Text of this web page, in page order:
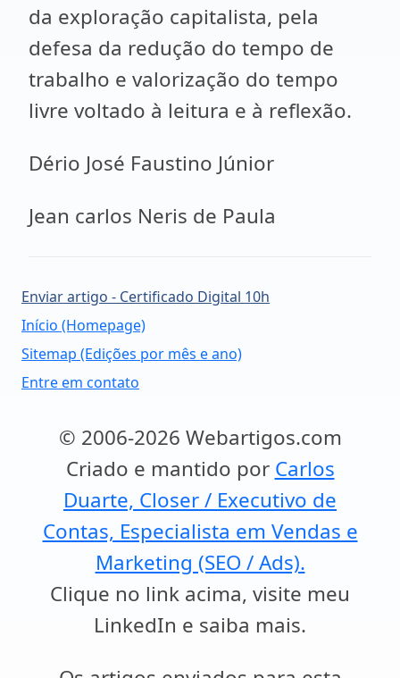
da exploração capitalista, pela
defesa da redução do tempo de
trabalho e valorização do tempo
livre voltado à leitura e à reflexão.
Dério José Faustino Júnior
Jean carlos Neris de Paula
Enviar artigo - Certificado Digital 10h
Início (Homepage)
Sitemap (Edições por mês e ano)
Entre em contato
© 2006-2026 Webartigos.com
Criado e mantido por Carlos
Duarte, Closer / Executivo de
Contas, Especialista em Vendas e
Marketing (SEO / Ads).
Clique no link acima, visite meu
LinkedIn e saiba mais.